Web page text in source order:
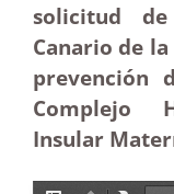
solicitud
Canario de
prevención
Complejo
Insular